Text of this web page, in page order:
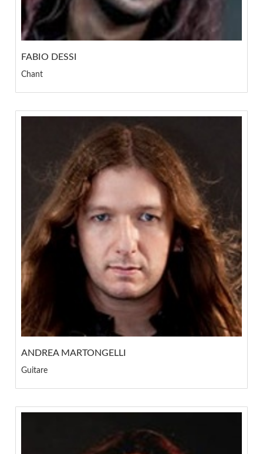
FABIO DESSI
Chant
ANDREA MARTONGELLI
Guitare